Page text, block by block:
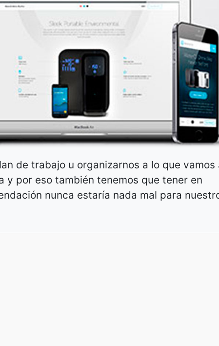
de trabajo u organizarnos a lo que vamos
y por eso también tenemos que tener en
nunca estaría nada mal para